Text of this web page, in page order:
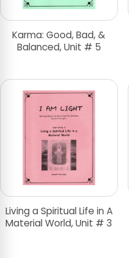
Karma: Good, Bad, &
Balanced, Unit # 5
Living a Spiritual Life in A
Material World, Unit # 3